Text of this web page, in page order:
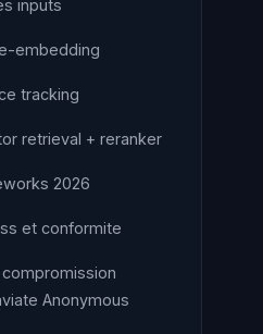
inputs
embedding
tracking
retrieval + reranker
2026
et conformite
Anonymous